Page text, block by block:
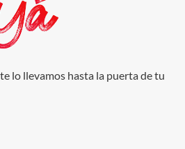
lo llevamos hasta la puerta de tu